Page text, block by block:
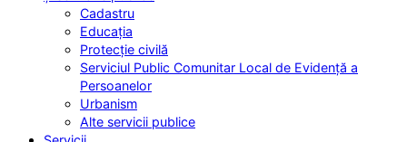
Cadastru
Educația
Protecție civilă
Serviciul Public Comunitar Local de Evidență a
Persoanelor
Urbanism
Alte servicii publice